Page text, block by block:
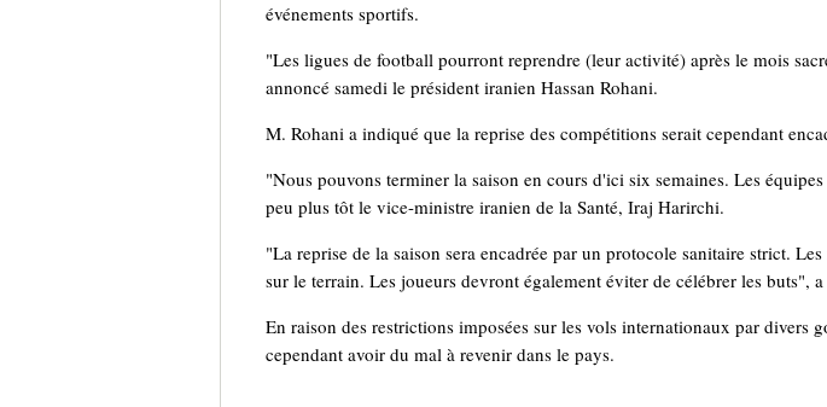
événements sportifs.
"Les ligues de football pourront reprendre (leur activité) après le mois
annoncé samedi le président iranien Hassan Rohani.
M. Rohani a indiqué que la reprise des compétitions serait cependant
"Nous pouvons terminer la saison en cours d'ici six semaines. Les
peu plus tôt le vice-ministre iranien de la Santé, Iraj Harirchi.
"La reprise de la saison sera encadrée par un protocole sanitaire strict.
sur le terrain. Les joueurs devront également éviter de célébrer les buts",
En raison des restrictions imposées sur les vols internationaux par divers
cependant avoir du mal à revenir dans le pays.